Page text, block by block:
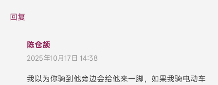
回复
陈仓颉
2025年10月17日 14:38
我以为你骑到他旁边会给他来一脚，如果我骑电动车